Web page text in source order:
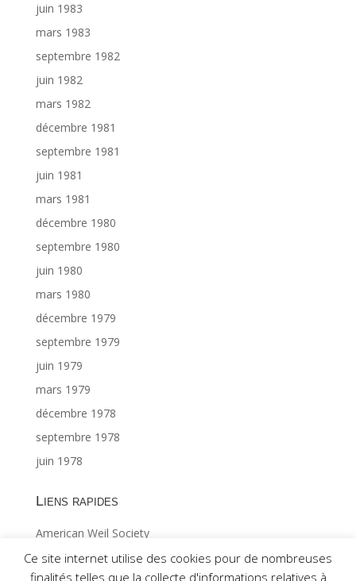
juin 1983
mars 1983
septembre 1982
juin 1982
mars 1982
décembre 1981
septembre 1981
juin 1981
mars 1981
décembre 1980
septembre 1980
juin 1980
mars 1980
décembre 1979
septembre 1979
juin 1979
mars 1979
décembre 1978
septembre 1978
juin 1978
Liens rapides
American Weil Society
Index général ©Gabriël MAES 1/2
Ce site internet utilise des cookies pour de nombreuses
finalités telles que la collecte d'informations relatives à